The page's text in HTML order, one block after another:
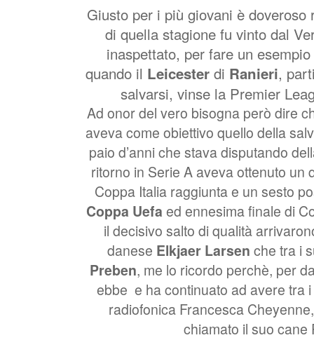
Giusto per i più giovani è
di quella stagione fu vinto dal
inaspettato, per fare un
quando il Leicester di Ranieri,
salvarsi, vinse la Premier
Ad onor del vero bisogna però dire
aveva come obiettivo quello della
paio d’anni che stava disputando
ritorno in Serie A aveva ottenuto un
Coppa Italia raggiunta e un sesto
Coppa Uefa ed ennesima finale di
il decisivo salto di qualità
danese Elkjaer Larsen che tra i
Preben, me lo ricordo perchè, per
ebbe e ha continuato ad avere tra
radiofonica Francesca
chiamato il suo cane